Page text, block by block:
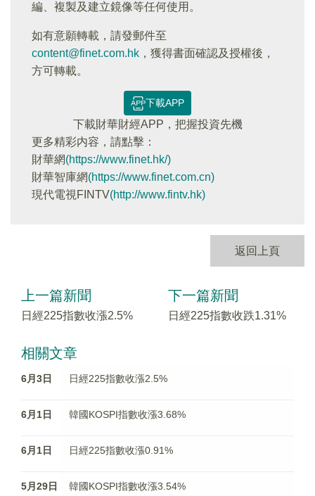
編、複製及建立鏡像等任何使用。
如有意願轉載，請發郵件至
content@finet.com.hk ，獲得書面確認及授權後，
方可轉載。
下載APP
下載財華財經APP，把握投資先機
更多精彩内容，請點擊：
財華網(https://www.finet.hk/)
財華智庫網(https://www.finet.com.cn)
現代電視FINTV(http://www.fintv.hk)
返回上頁
上一篇新聞
日經225指數收漲2.5%
下一篇新聞
日經225指數收跌1.31%
相關文章
6月3日 日經225指數收漲2.5%
6月1日 韓國KOSPI指數收漲3.68%
6月1日 日經225指數收漲0.91%
5月29日 韓國KOSPI指數收漲3.54%